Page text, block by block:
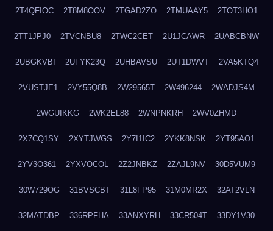
2T4QFIOC 2T8M8OOV 2TGAD2ZO 2TMUAAY5 2TOT3HO1
2TT1JPJ0 2TVCNBU8 2TWC2CET 2U1JCAWR 2UABCBNW
2UBGKVBI 2UFYK23Q 2UHBAVSU 2UT1DWVT 2VA5KTQ4
2VUSTJE1 2VY55Q8B 2W29565T 2W496244 2WADJS4M
2WGUIKKG 2WK2EL88 2WNPNKRH 2WV0ZHMD
2X7CQ1SY 2XYTJWGS 2Y7I1IC2 2YKK8NSK 2YT95AO1
2YV3O361 2YXVOCOL 2Z2JNBKZ 2ZAJL9NV 30D5VUM9
30W729OG 31BVSCBT 31L8FP95 31M0MR2X 32AT2VLN
32MATDBP 336RPFHA 33ANXYRH 33CR504T 33DY1V30